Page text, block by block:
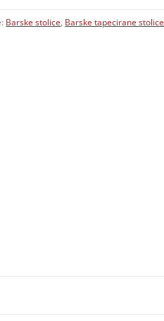
Barske stolice Barske tapecirane stolice